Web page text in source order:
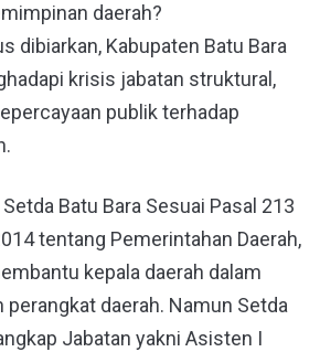
daerah?
dibiarkan, Kabupaten Batu Bara
krisis jabatan struktural,
publik terhadap
Batu Bara Sesuai Pasal 213
tentang Pemerintahan Daerah,
kepala daerah dalam
daerah. Namun Setda
Jabatan yakni Asisten I